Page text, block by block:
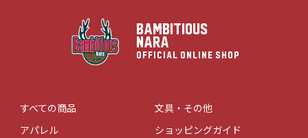
BAMBITIOUS
NARA
OFFICIAL ONLINE SHOP
すべての商品
アパレル
文具・その他
ショッピングガイド